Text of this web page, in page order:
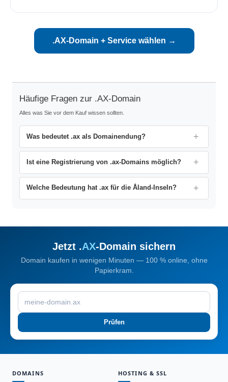
.AX-Domain + Service wählen →
Häufige Fragen zur .AX-Domain
Alles was Sie vor dem Kauf wissen sollten.
Was bedeutet .ax als Domainendung?
Ist eine Registrierung von .ax-Domains möglich?
Welche Bedeutung hat .ax für die Åland-Inseln?
Jetzt .AX-Domain sichern
Domain kaufen in wenigen Minuten — 100 % online, ohne
Papierkram.
Prüfen
DOMAINS HOSTING & SSL